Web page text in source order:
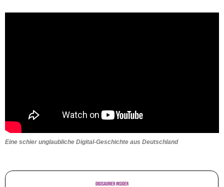
Eine schier unglaubliche Digital-Geschichte aus Deutschland